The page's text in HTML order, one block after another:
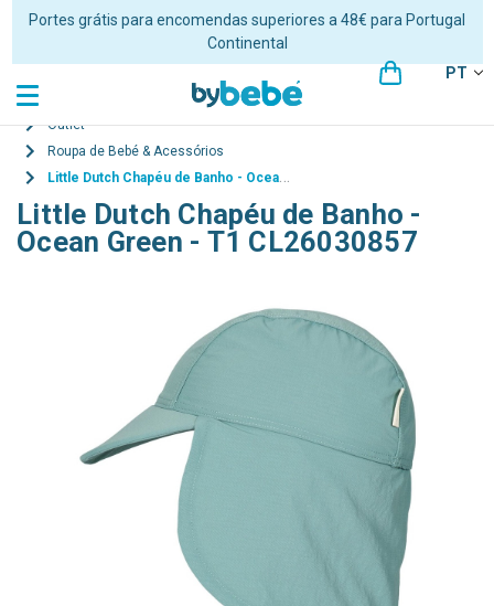
Portes grátis para encomendas superiores a 48€ para Portugal
Continental
PT
Outlet
Roupa de Bebé & Acessórios
Little Dutch Chapéu de Banho - Ocean Green - T1 CL26030857
Little Dutch Chapéu de Banho -
Ocean Green - T1 CL26030857